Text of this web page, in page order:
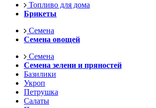
Топливо для дома
Брикеты
Семена
Семена овощей
Семена
Семена зелени и пряностей
Базилики
Укроп
Петрушка
Салаты